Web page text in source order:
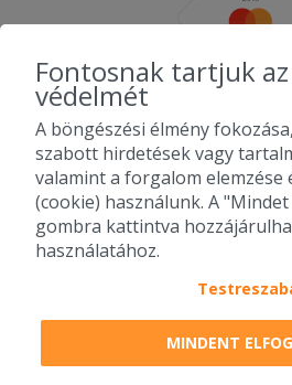
2010-2026 Copyright -
Pizza, gyros, hamburger, menük
Fontosnak tartjuk
védelmét
A böngészési élmény
szabott hirdetések vagy
valamint a forgalom
(cookie) használunk. A
gombra kattintva
használatához.
MINDENT